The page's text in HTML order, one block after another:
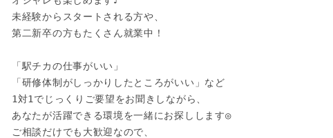
未経験からスタートされる方や、
第二新卒の方もたくさん就業中！
「駅チカの仕事がいい」
「研修体制がしっかりしたところがいい」など
1対1でじっくりご要望をお聞きしながら、
あなたが活躍できる環境を一緒にお探しします◎
ご相談だけでも大歓迎なので、